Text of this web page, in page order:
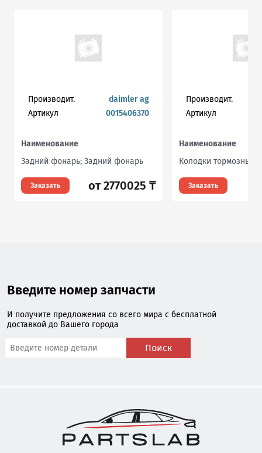
Производит.
daimler ag
Артикул
0015406370
Наименование
Задний фонарь; Задний фонарь
Заказать от 2770025 ₸
Производит.
Артикул
Наименование
Колодки тормозные
Заказать
Введите номер запчасти
И получите предложения со всего мира с бесплатной
доставкой до Вашего города
Поиск